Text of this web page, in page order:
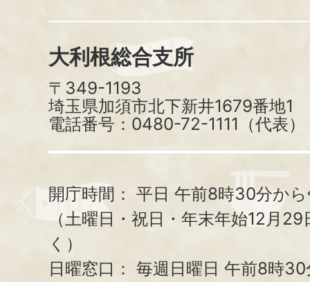
大利根総合支所
〒349-1193
埼玉県加須市北下新井1679番地1
電話番号：0480-72-1111（代表）
開庁時間： 平日 午前8時30分か
（土曜日・祝日・年末年始12月
く）
日曜窓口： 毎週日曜日 午前8時